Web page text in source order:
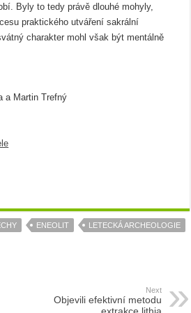
Byly to tedy právě dlouhé mohyly,
praktického utváření sakrální
charakter mohl však být mentálně
a Martin Trefný
ENEOLIT
LETECKÁ ARCHEOLOGIE
Next
Objevili efektivní metodu